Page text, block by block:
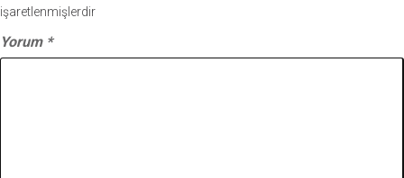
işaretlenmişlerdir
Yorum *